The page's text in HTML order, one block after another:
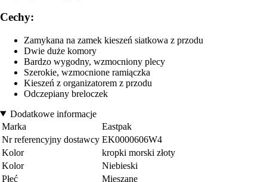
Cechy:
Zamykana na zamek kieszeń siatkowa z przodu
Dwie duże komory
Bardzo wygodny, wzmocniony plecy
Szerokie, wzmocnione ramiączka
Kieszeń z organizatorem z przodu
Odczepiany breloczek
Dodatkowe informacje
Marka
Eastpak
Nr referencyjny dostawcy EK0000606W4
Kolor
kropki morski złoty
Kolor
Niebieski
Płeć
Mieszane